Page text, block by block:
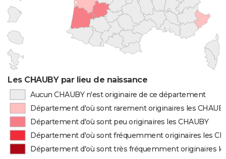
Les CHAUBY par lieu de naissance
Aucun CHAUBY n'est originaire de ce département
Département d'où sont rarement originaires les
Département d'où sont peu originaires les CHAUBY
Département d'où sont fréquemment originaires les
Département d'où sont très fréquemment originaires